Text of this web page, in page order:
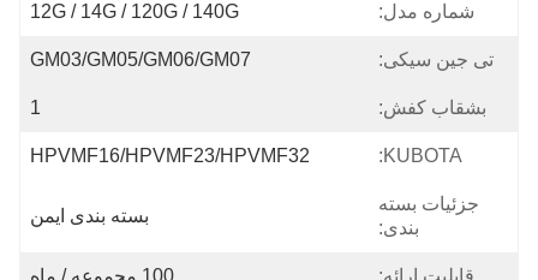
شماره مدل: 12G / 14G / 120G / 140G
تی جین سیکی: GM03/GM05/GM06/GM07
بشقاب کفش:
KUBOTA:
HPVMF16/HPVMF23/HPVMF32
جزئیات بسته
بندی:
بسته بندی ایمن
قابلیت ارائه: 100 مجموعه / ماه